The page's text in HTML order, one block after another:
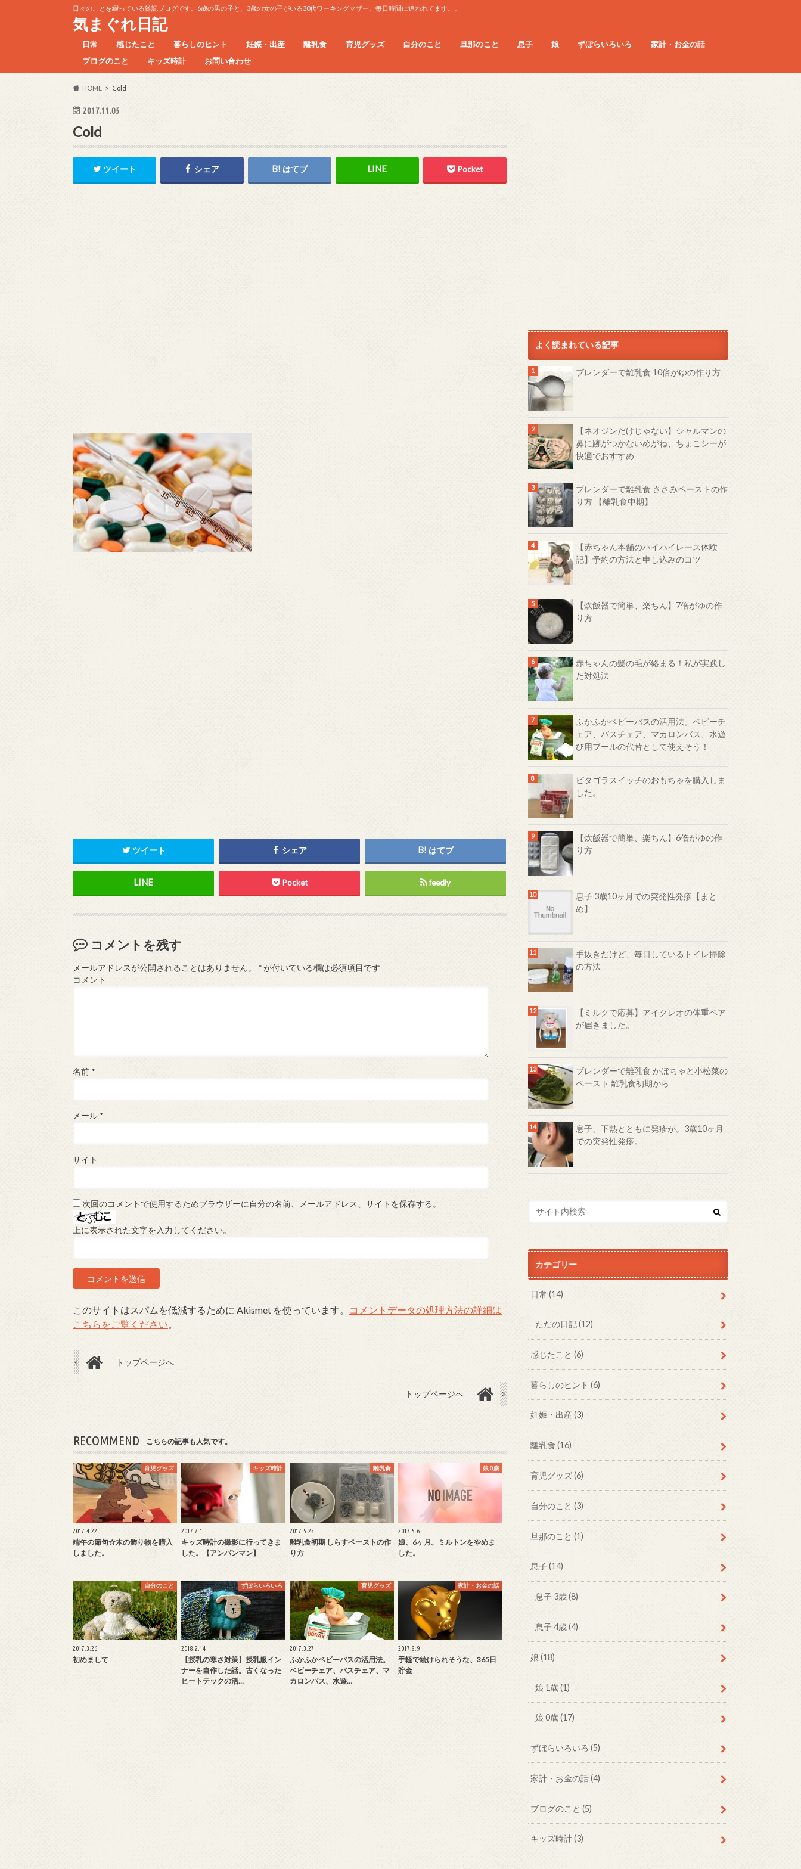
日々のことを綴っている雑記ブログです。6歳の男の子と、3歳の女の子がいる30代ワーキングマザー、毎日時間に追われてます。。
気まぐれ日記
日常
ただの日記
感じたこと 暮らしのヒント 妊娠・出産 離乳食 育児グッズ 自分のこと 旦那のこと 息子 娘 ずぼらいろいろ
家計・お金の話
ブログのこと
キッズ時計 お問い合わせ
HOME Cold
2017.11.05
Cold
ツイート シェア はてブ Pocket
ツイート シェア はてブ
Pocket feedly
コメントを残す
メールアドレスが公開されることはありません。 *が付いている欄は必須項目です
コメント
名前 *
メール *
サイト
次回のコメントで使用するためブラウザーに自分の名前、メールアドレス、サイトを保存する。
上に表示された文字を入力してください。
このサイトはスパムを低減するために Akismet を使っています。
コメントデータの処理方法の詳細は
こちらをご覧ください。
トップページへ
トップページへ
RECOMMEND こちらの記事も人気です。
育児グッズ
2017.4.22
端午の節句☆木の飾り物を購入
しました。
キッズ時計
2017.7.1
キッズ時計の撮影に行ってきま
した。【アンパンマン】
離乳食
2017.5.25
離乳食初期 しらすペーストの作
り方
娘 0歳
2017.5.6
娘、6ヶ月。ミルトンをやめま
した。
自分のこと
2017.3.26
初めまして
ずぼらいろいろ
2018.2.14
【授乳の寒さ対策】授乳服イン
ナーを自作した話。古くなった
ヒートテックの活…
育児グッズ
2017.3.27
ふかふかベビーバスの活用法。
ベビーチェア、バスチェア、マ
カロンバス、水遊…
家計・お金の話
2017.8.9
手軽で続けられそうな、365日
貯金
よく読まれている記事
ブレンダーで離乳食 10倍がゆの作り方
【ネオジンだけじゃない】シャルマンの
鼻に跡がつかないめがね、ちょこシーが
快適でおすすめ
ブレンダーで離乳食 ささみペーストの作
り方 【離乳食中期】
【赤ちゃん本舗のハイハイレース体験
記】予約の方法と申し込みのコツ
【炊飯器で簡単、楽ちん】7倍がゆの作
り方
赤ちゃんの髪の毛が絡まる！私が実践し
た対処法
ふかふかベビーバスの活用法。ベビーチ
ェア、バスチェア、マカロンバス、水遊
び用プールの代替として使えそう！
ピタゴラスイッチのおもちゃを購入しま
した。
【炊飯器で簡単、楽ちん】6倍がゆの作
り方
息子 3歳10ヶ月での突発性発疹【まと
め】
手抜きだけど、毎日しているトイレ掃除
の方法
【ミルクで応募】アイクレオの体重ベア
が届きました。
ブレンダーで離乳食 かぼちゃと小松菜の
ペースト 離乳食初期から
息子、下熱とともに発疹が。3歳10ヶ月
での突発性発疹。
カテゴリー
日常(14)
ただの日記(12)
感じたこと(6)
暮らしのヒント(6)
妊娠・出産(3)
離乳食(16)
育児グッズ(6)
自分のこと(3)
旦那のこと(1)
息子(14)
息子 3歳(8)
息子 4歳(4)
娘(18)
娘 1歳(1)
娘 0歳(17)
ずぼらいろいろ(5)
家計・お金の話(4)
ブログのこと(5)
キッズ時計(3)